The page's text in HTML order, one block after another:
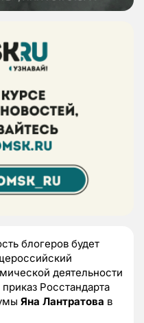
блогеров будет
деятельности
Росстандарта
Яна Лантратова в